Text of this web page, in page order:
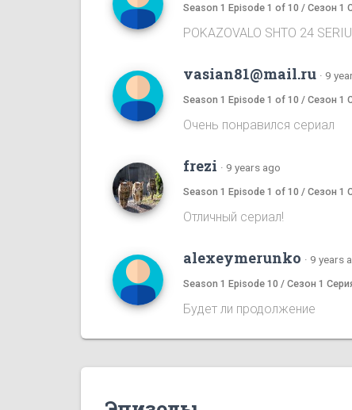
Season 1 Episode 1 of 10 / Сезон 1
POKAZOVALO SHTO 24
vasian81@mail.ru · 9
Season 1 Episode 1 of 10 / Сезон 1
Очень понравился сериал
frezi · 9 years ago
Season 1 Episode 1 of 10 / Сезон 1
Отличный сериал!
alexeymerunko · 9 years
Season 1 Episode 10 / Сезон 1
Будет ли продолжение